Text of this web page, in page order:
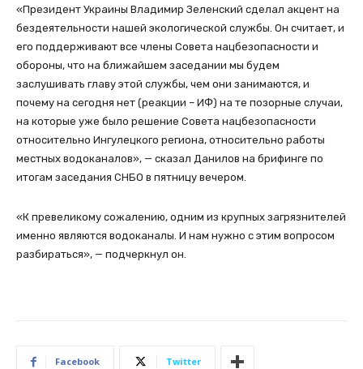
«Президент Украины Владимир Зеленский сделал акцент на
бездеятельности нашей экологической службы. Он считает, и
его поддерживают все члены Совета нацбезопасности и
обороны, что на ближайшем заседании мы будем
заслушивать главу этой службы, чем они занимаются, и
почему на сегодня нет (реакции – ИФ) на те позорные случаи,
на которые уже было решение Совета нацбезопасности
относительно Ингулецкого региона, относительно работы
местных водоканалов», — сказал Данилов на брифинге по
итогам заседания СНБО в пятницу вечером.
«К превеликому сожалению, одним из крупных загрязнителей
именно являются водоканалы. И нам нужно с этим вопросом
разбираться», — подчеркнул он.
Facebook Twitter